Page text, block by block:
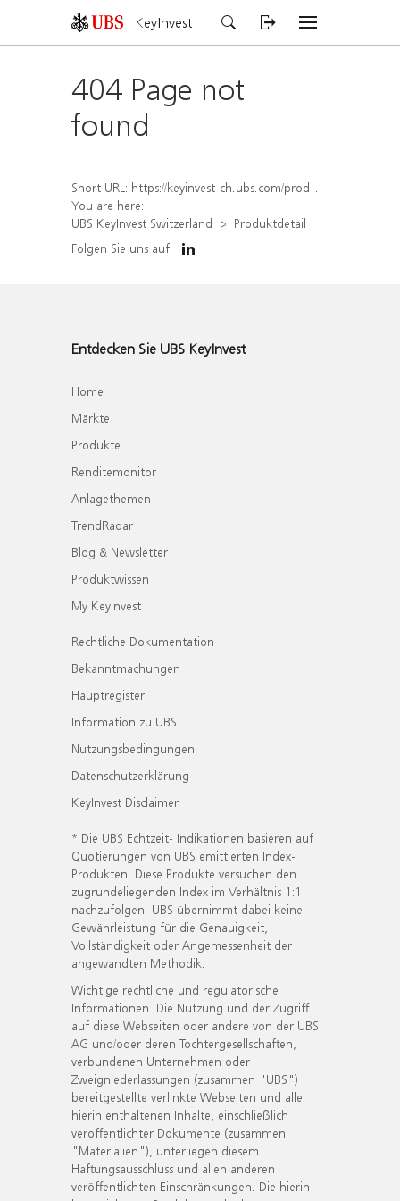
KeyInvest
404 Page not
found
Short URL: https://keyinvest-ch.ubs.com/produkt/detail/index/isin/CH1579300000
You are here:
UBS KeyInvest Switzerland
Produktdetail
Folgen Sie uns auf
Entdecken Sie UBS KeyInvest
Home
Märkte
Produkte
Renditemonitor
Anlagethemen
TrendRadar
Blog & Newsletter
Produktwissen
My KeyInvest
Rechtliche Dokumentation
Bekanntmachungen
Hauptregister
Information zu UBS
Nutzungsbedingungen
Datenschutzerklärung
KeyInvest Disclaimer
* Die UBS Echtzeit- Indikationen basieren auf
Quotierungen von UBS emittierten Index-
Produkten. Diese Produkte versuchen den
zugrundeliegenden Index im Verhältnis 1:1
nachzufolgen. UBS übernimmt dabei keine
Gewährleistung für die Genauigkeit,
Vollständigkeit oder Angemessenheit der
angewandten Methodik.
Wichtige rechtliche und regulatorische
Informationen. Die Nutzung und der Zugriff
auf diese Webseiten oder andere von der UBS
AG und/oder deren Tochtergesellschaften,
verbundenen Unternehmen oder
Zweigniederlassungen (zusammen "UBS")
bereitgestellte verlinkte Webseiten und alle
hierin enthaltenen Inhalte, einschließlich
veröffentlichter Dokumente (zusammen
"Materialien"), unterliegen diesem
Haftungsausschluss und allen anderen
veröffentlichten Einschränkungen. Die hierin